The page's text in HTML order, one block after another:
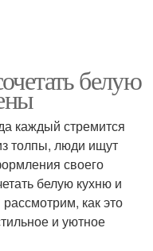
белую
каждый стремится
толпы, люди ищут
своего
белую кухню и
как это
и уютное